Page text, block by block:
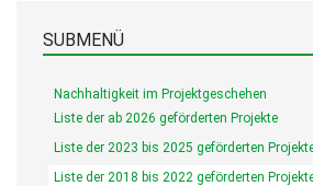
SUBMENÜ
Nachhaltigkeit im Projektgeschehen
Liste der ab 2026 geförderten Projekte
Liste der 2023 bis 2025 geförderten
Liste der 2018 bis 2022 geförderten